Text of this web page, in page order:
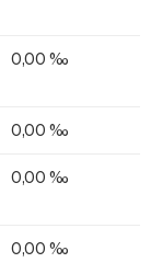
0,00 ‰
0,00 ‰
0,00 ‰
0,00 ‰